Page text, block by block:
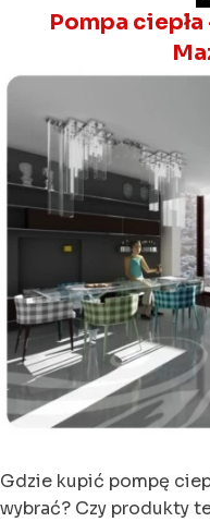
Pompa
Gdzie kupić pompę
wybrać? Czy produkty